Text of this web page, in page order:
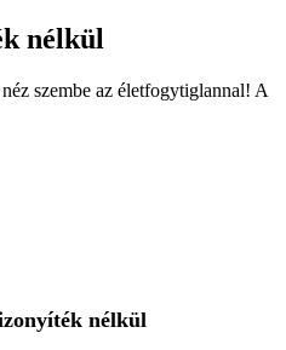
nélkül
szembe az életfogytiglannal! A
nélkül